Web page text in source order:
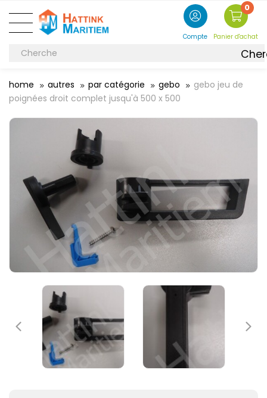
Compte
0
Panier d'achat
home autres par catégorie gebo
gebo jeu de
poignées droit complet jusqu'à 500 x 500